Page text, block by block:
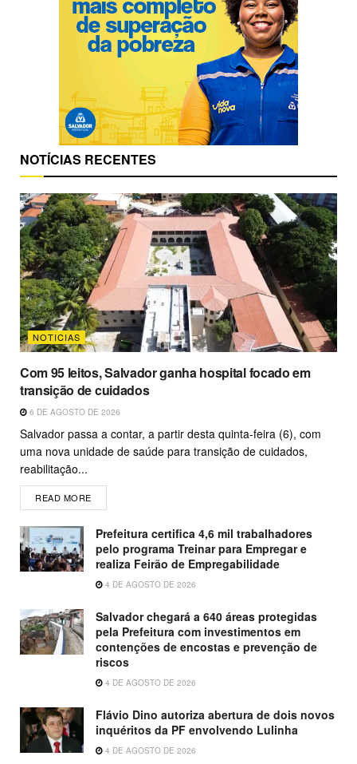
NOTÍCIAS RECENTES
NOTICIAS
Com 95 leitos, Salvador ganha hospital focado em
transição de cuidados
6 DE AGOSTO DE 2026
Salvador passa a contar, a partir desta quinta-feira (6), com
uma nova unidade de saúde para transição de cuidados,
reabilitação...
READ MORE
Prefeitura certifica 4,6 mil trabalhadores
pelo programa Treinar para Empregar e
realiza Feirão de Empregabilidade
4 DE AGOSTO DE 2026
Salvador chegará a 640 áreas protegidas
pela Prefeitura com investimentos em
contenções de encostas e prevenção de
riscos
4 DE AGOSTO DE 2026
Flávio Dino autoriza abertura de dois novos
inquéritos da PF envolvendo Lulinha
4 DE AGOSTO DE 2026